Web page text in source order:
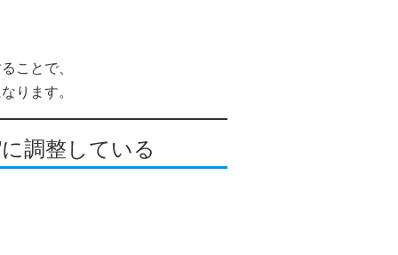
ことで、
ります。
調整している